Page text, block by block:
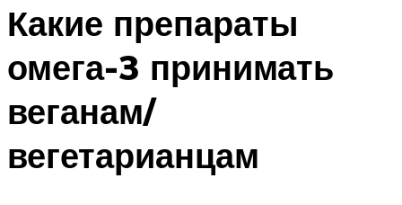
Какие препараты
омега-3 принимать
веганам/
вегетарианцам